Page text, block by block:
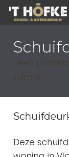
…een
ruimte
Deze